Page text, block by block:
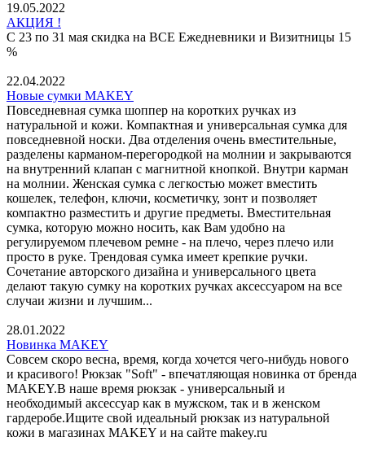
19.05.2022
АКЦИЯ !
С 23 по 31 мая скидка на ВСЕ Ежедневники и Визитницы 15
%
22.04.2022
Новые сумки MAKEY
Повседневная сумка шоппер на коротких ручках из
натуральной и кожи. Компактная и универсальная сумка для
повседневной носки. Два отделения очень вместительные,
разделены карманом-перегородкой на молнии и закрываются
на внутренний клапан с магнитной кнопкой. Внутри карман
на молнии. Женская сумка с легкостью может вместить
кошелек, телефон, ключи, косметичку, зонт и позволяет
компактно разместить и другие предметы. Вместительная
сумка, которую можно носить, как Вам удобно на
регулируемом плечевом ремне - на плечо, через плечо или
просто в руке. Трендовая сумка имеет крепкие ручки.
Сочетание авторского дизайна и универсального цвета
делают такую сумку на коротких ручках аксессуаром на все
случаи жизни и лучшим...
28.01.2022
Новинка MAKEY
Совсем скоро весна, время, когда хочется чего-нибудь нового
и красивого! Рюкзак "Soft" - впечатляющая новинка от бренда
MAKEY.В наше время рюкзак - универсальный и
необходимый аксессуар как в мужском, так и в женском
гардеробе.Ищите свой идеальный рюкзак из натуральной
кожи в магазинах MAKEY и на сайте makey.ru